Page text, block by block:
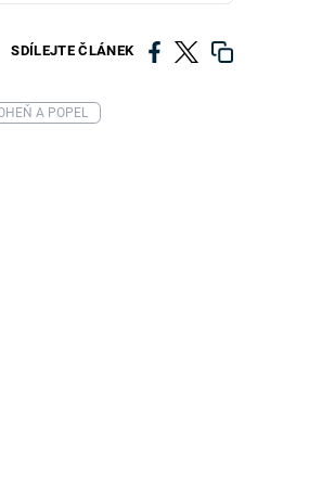
SDÍLEJTE ČLÁNEK
A POPEL